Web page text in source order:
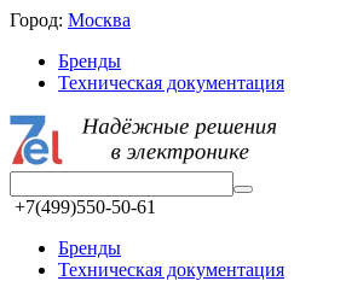
Город: Москва
Бренды
Техническая документация
+7(499)550-50-61
Бренды
Техническая документация